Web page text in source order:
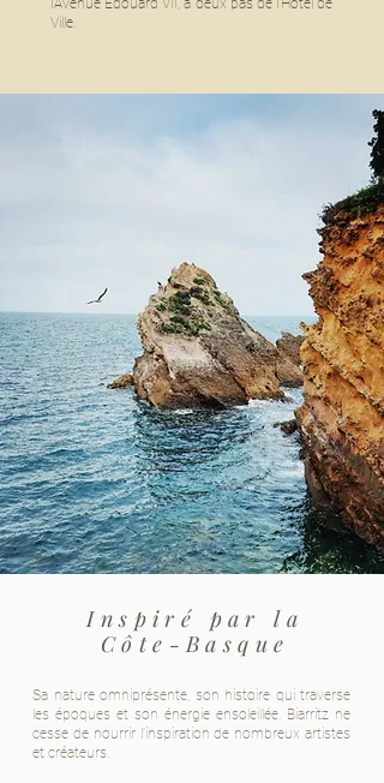
l'Avenue Edouard VII, à deux pas de l'Hotel de
Ville.
Inspiré par l a
Côte-Basqu e
Sa nature omniprésente, son histoire qui traverse
les époques et son énergie ensoleillée, Biarritz ne
cesse de nourrir l'inspiration de nombreux artistes
et créateurs.